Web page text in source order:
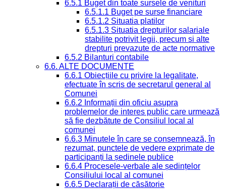
6.5.1 Buget din toate sursele de venituri
6.5.1.1 Buget pe surse financiare
6.5.1.2 Situatia platilor
6.5.1.3 Situatia drepturilor salariale
stabilite potrivit legii, precum si alte
drepturi prevazute de acte normative
6.5.2 Bilanturi contabile
6.6. ALTE DOCUMENTE
6.6.1 Obiecțiile cu privire la legalitate,
efectuate în scris de secretarul general al
Comunei
6.6.2 Informații din oficiu asupra
problemelor de interes public care urmează
să fie dezbătute de Consiliul local al
comunei
6.6.3 Minutele în care se consemnează, în
rezumat, punctele de vedere exprimate de
participanți la ședinele publice
6.6.4 Procesele-verbale ale ședințelor
Consiliului local al comunei
6.6.5 Declarații de căsătorie